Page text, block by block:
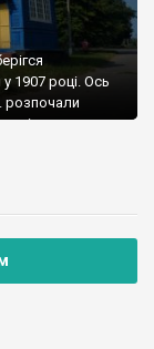
1907 році. Ось
розпочали
на